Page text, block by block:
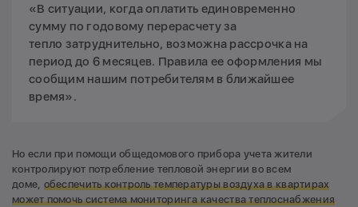
«В ситуации, когда оплатить единовременно
сумму по годовому перерасчету за
тепло затруднительно, возможна рассрочка на
период до 6 месяцев. Правила ее оформления мы
сообщим нашим потребителям в ближайшее
время».
Но если при помощи общедомового прибора учета жители
контролируют потребление тепловой энергии во всем
доме, обеспечить контроль температуры воздуха в квартирах
может помочь система мониторинга качества теплоснабжения